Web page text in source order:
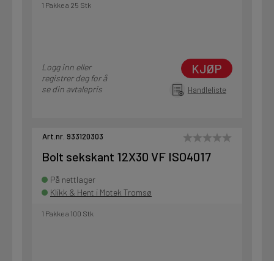
1 Pakke a 25 Stk
Logg inn eller
registrer deg for å
se din avtalepris
KJØP
Handleliste
Art.nr. 933120303
Bolt sekskant 12X30 VF ISO4017
På nettlager
Klikk & Hent i Motek Tromsø
1 Pakke a 100 Stk